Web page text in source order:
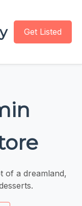
Get Listed
of a dreamland,